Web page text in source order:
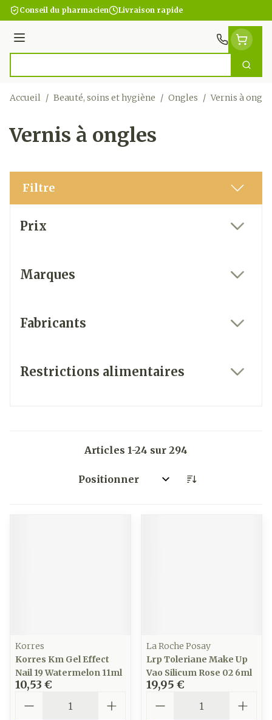
Aller au contenu
Conseil du pharmacien Livraison rapide
Menu
Accueil / Beauté, soins et hygiène / Ongles / Vernis à
Vernis à ongles
Filtre
Prix
Marques
Fabricants
Restrictions alimentaires
Articles 1-24 sur 294
Trier par:
Korres
Korres Km Gel Effect
Nail 19 Watermelon 11ml
10,53 €
La Roche Posay
Lrp Toleriane Make Up
Vao Silicum Rose 02 6ml
19,95 €